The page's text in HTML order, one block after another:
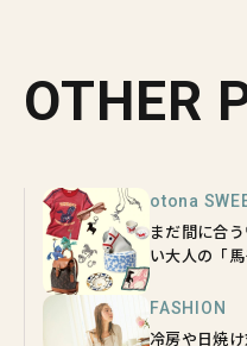
OTHER
otona
まだ間に合
い大人の「
FASHION
冷房や日焼